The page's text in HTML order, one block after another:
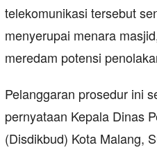
telekomunikasi tersebut
menyerupai menara
meredam potensi
Pelanggaran prosedur ini
pernyataan Kepala Dinas
(Disdikbud) Kota Malang,